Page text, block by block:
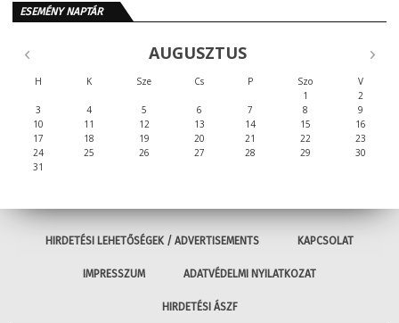
ESEMÉNY NAPTÁR
AUGUSZTUS
H K Sze Cs P Szo
V
1
2
3
4 5 6 7 8
9
10
11 12 13 14 15
16
17
18 19 20 21 22
23
24
25 26 27 28 29
30
31
HIRDETÉSI LEHETŐSÉGEK / ADVERTISEMENTS KAPCSOLAT
IMPRESSZUM ADATVÉDELMI NYILATKOZAT
HIRDETÉSI ÁSZF